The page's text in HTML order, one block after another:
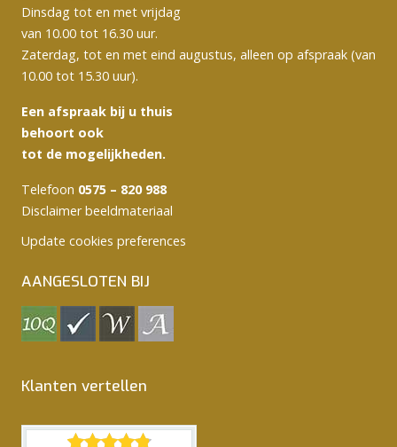
Dinsdag tot en met vrijdag
van 10.00 tot 16.30 uur.
Zaterdag, tot en met eind augustus, alleen op afspraak (van
10.00 tot 15.30 uur).
Een afspraak bij u thuis
behoort ook
tot de mogelijkheden.
Telefoon 0575 – 820 988
Disclaimer beeldmateriaal
Update cookies preferences
AANGESLOTEN BIJ
Klanten vertellen